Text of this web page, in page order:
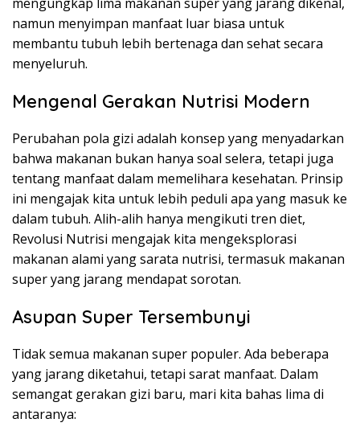
namun menyimpan manfaat luar biasa untuk
membantu tubuh lebih bertenaga dan sehat secara
menyeluruh.
Mengenal Gerakan Nutrisi Modern
Perubahan pola gizi adalah konsep yang menyadarkan
bahwa makanan bukan hanya soal selera, tetapi juga
tentang manfaat dalam memelihara kesehatan. Prinsip
ini mengajak kita untuk lebih peduli apa yang masuk ke
dalam tubuh. Alih-alih hanya mengikuti tren diet,
Revolusi Nutrisi mengajak kita mengeksplorasi
makanan alami yang sarata nutrisi, termasuk makanan
super yang jarang mendapat sorotan.
Asupan Super Tersembunyi
Tidak semua makanan super populer. Ada beberapa
yang jarang diketahui, tetapi sarat manfaat. Dalam
semangat gerakan gizi baru, mari kita bahas lima di
antaranya: